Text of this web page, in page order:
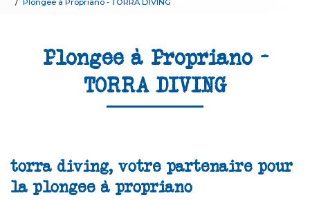
Plongee à Propriano -
TORRA DIVING
torra diving, votre partenaire pour
la plongee à propriano